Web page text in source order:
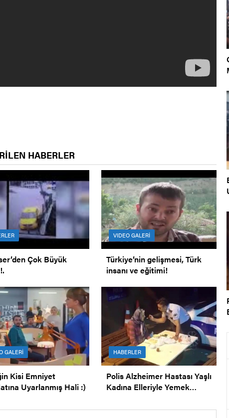
HABERLER
Çok Büyük
VIDEO GALERİ
Türkiye’nin gelişmesi, Türk
insanı ve eğitimi!
GALERİ
Kisi Emniyet
Uyarlanmış Hali :)
HABERLER
Polis Alzheimer Hastası Yaşlı
Kadına Elleriyle Yemek